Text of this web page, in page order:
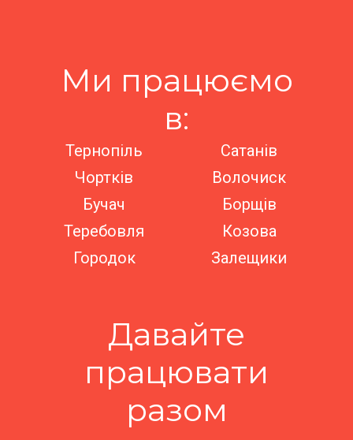
Ми працюємо
в:
Тернопіль
Чортків
Бучач
Теребовля
Городок
Сатанів
Волочиск
Борщів
Козова
Залещики
Давайте
працювати
разом